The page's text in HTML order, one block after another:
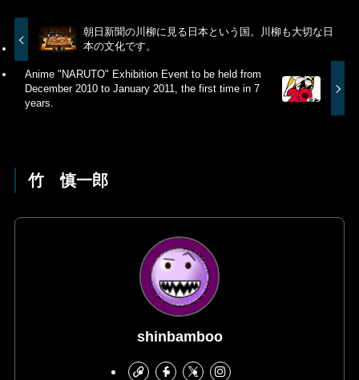
朝日新聞の川柳に見る日本という国。川柳も大切な日
本の文化です。
Anime "NARUTO" Exhibition Event to be held from
December 2010 to January 2011, the first time in 7
years.
竹 慎一郎
shinbamboo